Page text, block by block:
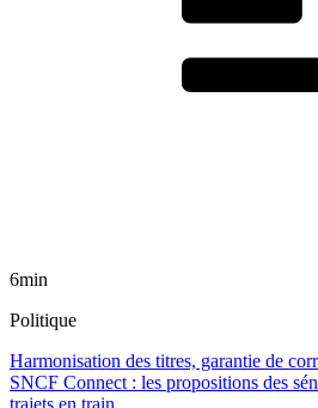
6min
Politique
Harmonisation des titres, garantie de
SNCF Connect : les propositions des
trajets en train